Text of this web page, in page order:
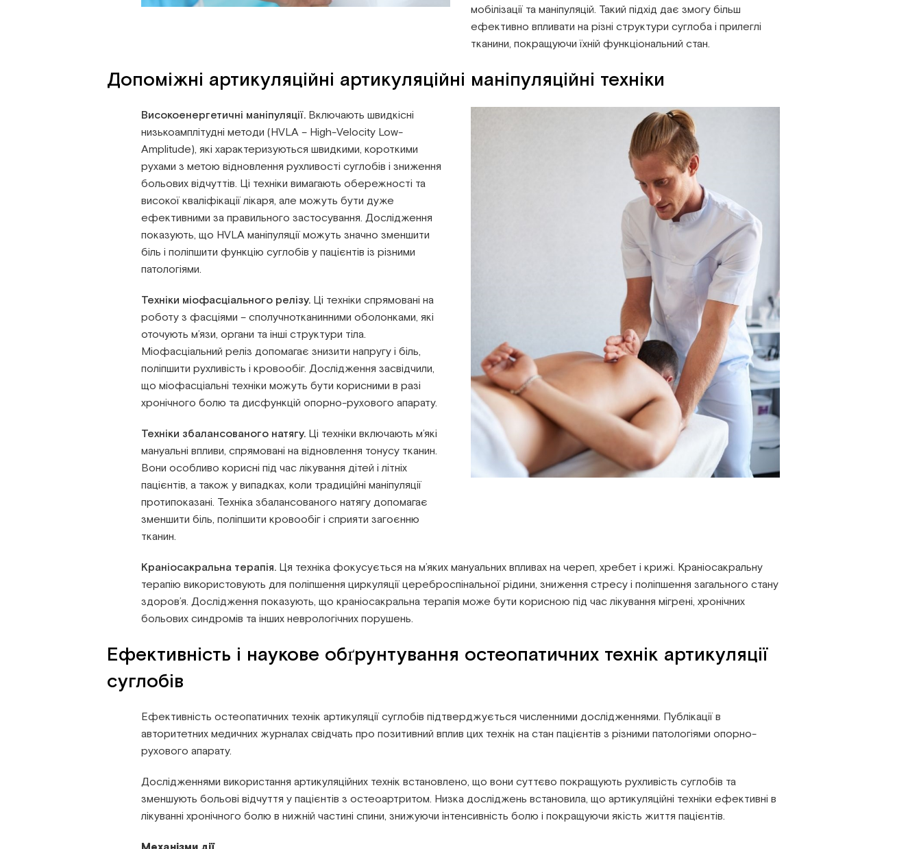
мобілізації та маніпуляцій. Такий підхід дає змогу більш
ефективно впливати на різні структури суглоба і прилеглі
тканини, покращуючи їхній функціональний стан.
Допоміжні артикуляційні артикуляційні маніпуляційні техніки
Високоенергетичні маніпуляції. Включають швидкісні
низькоамплітудні методи (HVLA – High-Velocity Low-
Amplitude), які характеризуються швидкими, короткими
рухами з метою відновлення рухливості суглобів і зниження
больових відчуттів. Ці техніки вимагають обережності та
високої кваліфікації лікаря, але можуть бути дуже
ефективними за правильного застосування. Дослідження
показують, що HVLA маніпуляції можуть значно зменшити
біль і поліпшити функцію суглобів у пацієнтів із різними
патологіями.
Техніки міофасціального релізу. Ці техніки спрямовані на
роботу з фасціями – сполучнотканинними оболонками, які
оточують м’язи, органи та інші структури тіла.
Міофасціальний реліз допомагає знизити напругу і біль,
поліпшити рухливість і кровообіг. Дослідження засвідчили,
що міофасціальні техніки можуть бути корисними в разі
хронічного болю та дисфункцій опорно-рухового апарату.
Техніки збалансованого натягу. Ці техніки включають м’які
мануальні впливи, спрямовані на відновлення тонусу тканин.
Вони особливо корисні під час лікування дітей і літніх
пацієнтів, а також у випадках, коли традиційні маніпуляції
протипоказані. Техніка збалансованого натягу допомагає
зменшити біль, поліпшити кровообіг і сприяти загоєнню
тканин.
Краніосакральна терапія. Ця техніка фокусується на м’яких мануальних впливах на череп, хребет і крижі. Краніосакральну
терапію використовують для поліпшення циркуляції цереброспінальної рідини, зниження стресу і поліпшення загального стану
здоров’я. Дослідження показують, що краніосакральна терапія може бути корисною під час лікування мігрені, хронічних
больових синдромів та інших неврологічних порушень.
Ефективність і наукове обґрунтування остеопатичних технік артикуляції
суглобів
Ефективність остеопатичних технік артикуляції суглобів підтверджується численними дослідженнями. Публікації в
авторитетних медичних журналах свідчать про позитивний вплив цих технік на стан пацієнтів з різними патологіями опорно-
рухового апарату.
Дослідженнями використання артикуляційних технік встановлено, що вони суттєво покращують рухливість суглобів та
зменшують больові відчуття у пацієнтів з остеоартритом. Низка досліджень встановила, що артикуляційні техніки ефективні в
лікуванні хронічного болю в нижній частині спини, знижуючи інтенсивність болю і покращуючи якість життя пацієнтів.